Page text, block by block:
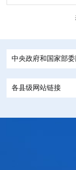
中央政府和国家部
各县级网站链接